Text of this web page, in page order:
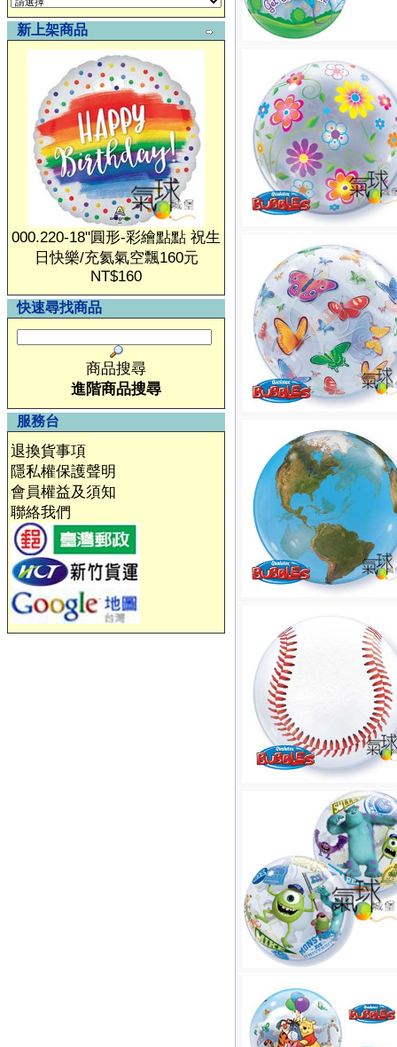
新上架商品
000.220-18"圓形-彩繪點點 祝生
日快樂/充氦氣空飄160元
NT$160
快速尋找商品
商品搜尋
進階商品搜尋
服務台
退換貨事項
隱私權保護聲明
會員權益及須知
聯絡我們